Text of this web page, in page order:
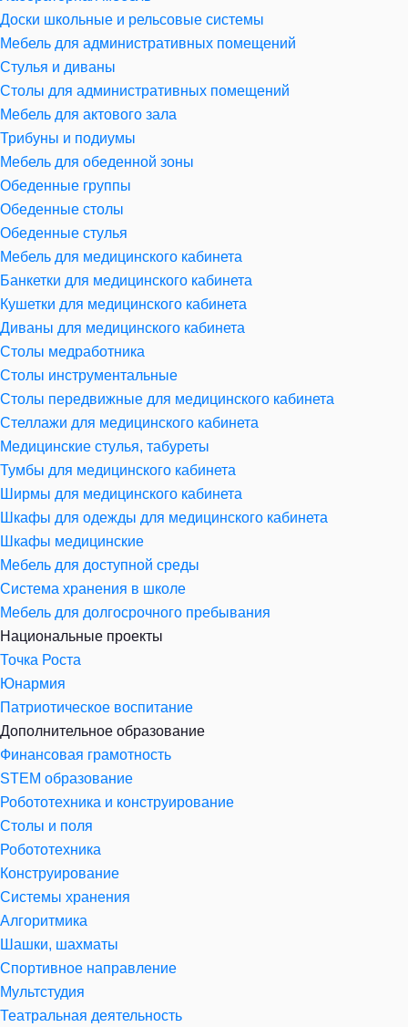
Доски школьные и рельсовые системы
Мебель для административных помещений
Стулья и диваны
Столы для административных помещений
Мебель для актового зала
Трибуны и подиумы
Мебель для обеденной зоны
Обеденные группы
Обеденные столы
Обеденные стулья
Мебель для медицинского кабинета
Банкетки для медицинского кабинета
Кушетки для медицинского кабинета
Диваны для медицинского кабинета
Столы медработника
Столы инструментальные
Столы передвижные для медицинского кабинета
Стеллажи для медицинского кабинета
Медицинские стулья, табуреты
Тумбы для медицинского кабинета
Ширмы для медицинского кабинета
Шкафы для одежды для медицинского кабинета
Шкафы медицинские
Мебель для доступной среды
Система хранения в школе
Мебель для долгосрочного пребывания
Национальные проекты
Точка Роста
Юнармия
Патриотическое воспитание
Дополнительное образование
Финансовая грамотность
STEM образование
Робототехника и конструирование
Столы и поля
Робототехника
Конструирование
Системы хранения
Алгоритмика
Шашки, шахматы
Спортивное направление
Мультстудия
Театральная деятельность